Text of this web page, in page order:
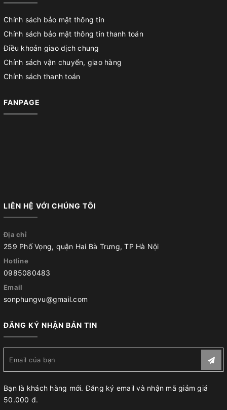
Chính sách bảo mật thông tin
Chính sách bảo mật thông tin thanh toán
Điều khoản giao dịch chung
Chính sách vận chuyển, giao hàng
Chính sách thanh toán
FANPAGE
LIÊN HỆ VỚI CHÚNG TÔI
Địa chỉ
259 Phố Vọng, quận Hai Bà Trưng, TP Hà Nội
Hotline
0985080483
Email
sonphungvu@gmail.com
ĐĂNG KÝ NHẬN BẢN TIN
Bạn là khách hàng mới. Đăng ký email và nhận mã giảm giá
50.000 đ.